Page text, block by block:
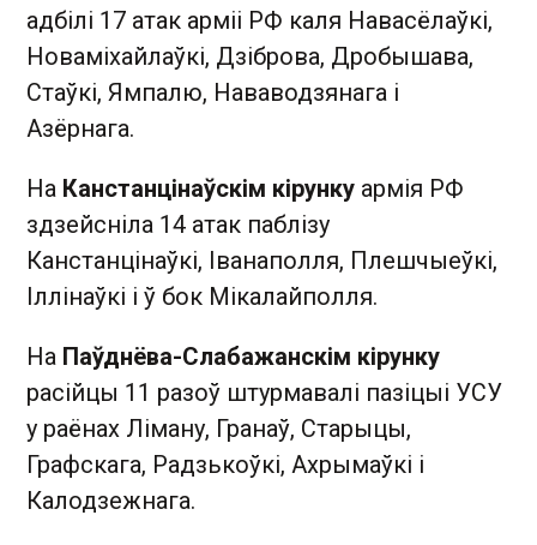
адбілі 17 атак арміі РФ каля Навасёлаўкі,
Новаміхайлаўкі, Дзіброва, Дробышава,
Стаўкі, Ямпалю, Нававодзянага і
Азёрнага.
На Канстанцінаўскім кірунку армія РФ
здзейсніла 14 атак паблізу
Канстанцінаўкі, Іванаполля, Плешчыеўкі,
Іллінаўкі і ў бок Мікалайполля.
На Паўднёва-Слабажанскім кірунку
расійцы 11 разоў штурмавалі пазіцыі УСУ
у раёнах Ліману, Гранаў, Старыцы,
Графскага, Радзькоўкі, Ахрымаўкі і
Калодзежнага.